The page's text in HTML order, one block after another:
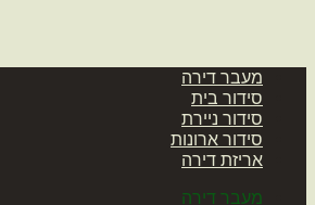
מעבר דירה
סידור בית
סידור ניירת
סידור ארונות
אריזת דירה
מעבר דירה